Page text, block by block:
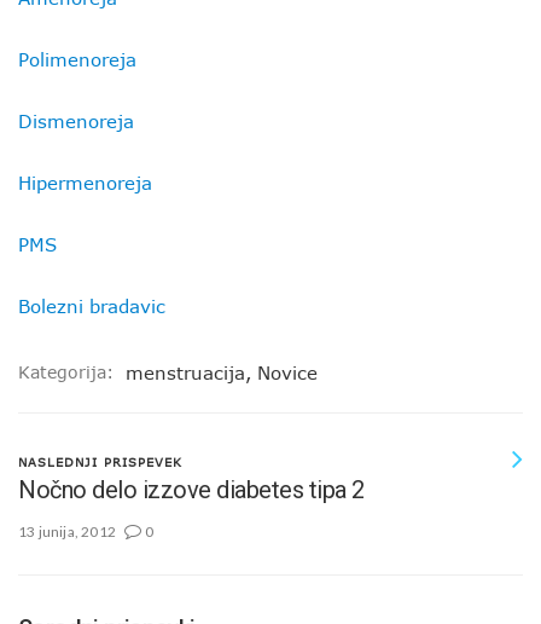
Polimenoreja
Dismenoreja
Hipermenoreja
PMS
Bolezni bradavic
Kategorija: menstruacija, Novice
NASLEDNJI PRISPEVEK
Nočno delo izzove diabetes tipa 2
13 junija, 2012 0